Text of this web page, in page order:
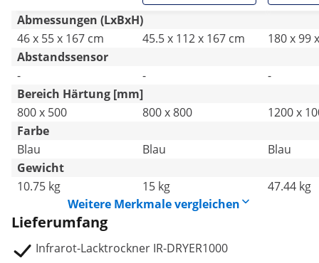
Abmessungen (LxBxH)
46 x 55 x 167 cm
45.5 x 112 x 167 cm
180 x 99
Abstandssensor
-
-
-
Bereich Härtung [mm]
800 x 500
800 x 800
1200 x
Farbe
Blau
Blau
Blau
Gewicht
10.75 kg
15 kg
47.44 kg
Weitere Merkmale vergleichen
Lieferumfang
Infrarot-Lacktrockner IR-DRYER1000